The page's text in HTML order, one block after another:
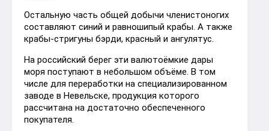
Остальную часть общей добычи членистоногих
составляют синий и равношипый крабы. А также
крабы-стригуны бэрди, красный и ангулятус.
На российский берег эти валютоёмкие дары
моря поступают в небольшом объёме. В том
числе для переработки на специализированном
заводе в Невельске, продукция которого
рассчитана на достаточно обеспеченного
покупателя.